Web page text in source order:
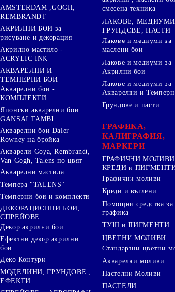
AMSTERDAM ,GOGH,
REMBRANDT
АКРИЛНИ БОИ за
рисуване и декорация
Акрилно мастило -
ACRYLIC INK
АКВАРЕЛНИ И
ТЕМПЕРНИ БОИ
Акварелни бои -
КОМПЛЕКТИ
Японски акварелни бои
GANSAI TAMBI
Акварелни бои Daler
Rowney на бройка
Акварели Goya, Rembrandt,
Van Gogh, Talens по цвят
Акварелни мастила
Темпера "TALENS"
Темперни бои и комплекти
ДЕКОРАЦИОННИ БОИ,
СПРЕЙОВЕ
Декор акрилни бои
Ефектни декор акрилни
бои
Деко Контури
МОДЕЛИНИ, ГРУНДОВЕ ,
ЕФЕКТИ
смесена техника
ЛАКОВЕ, МЕДИУМИ,
ГРУНДОВЕ, ПАСТИ
Лакове и медиуми за
маслени бои
Лакове и медиуми за
Акрилни бои
Лакове и медиуми за
Акварелни и
Грундове и пасти
ГРАФИКА,
КАЛИГРАФИЯ,
МАРКЕРИ
ГРАФИЧНИ МОЛИВИ
КРЕДИ и
Графични моливи
Креди и въглени
Помощни средства за
графика
ТУШ и ПИГМЕНТИ
ЦВЕТНИ МОЛИВИ
Стандартни цветни
Акварелни моливи
Пастелни Моливи
ПАСТЕЛИ